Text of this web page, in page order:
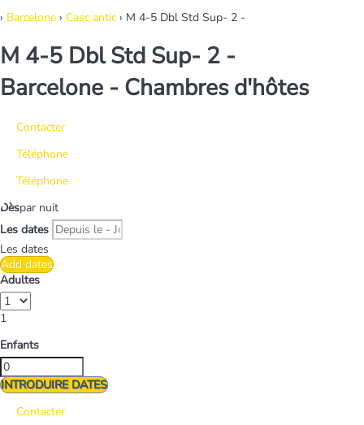
› Barcelone › Casc antic › M 4-5 Dbl Std Sup- 2 -
M 4-5 Dbl Std Sup- 2 -
Barcelone - Chambres d'hôtes
Contacter
Téléphone
Téléphone
Dèspar nuit
Les dates
Les dates
Add dates
Adultes
1
Enfants
INTRODUIRE DATES
Contacter